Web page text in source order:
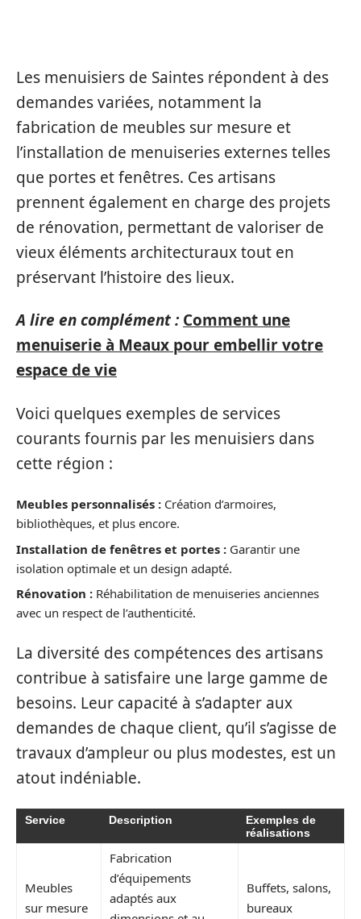
Les menuisiers de Saintes répondent à des
demandes variées, notamment la
fabrication de meubles sur mesure et
l’installation de menuiseries externes telles
que portes et fenêtres. Ces artisans
prennent également en charge des projets
de rénovation, permettant de valoriser de
vieux éléments architecturaux tout en
préservant l’histoire des lieux.
A lire en complément : Comment une
menuiserie à Meaux pour embellir votre
espace de vie
Voici quelques exemples de services
courants fournis par les menuisiers dans
cette région :
Meubles personnalisés : Création d’armoires,
bibliothèques, et plus encore.
Installation de fenêtres et portes : Garantir une
isolation optimale et un design adapté.
Rénovation : Réhabilitation de menuiseries anciennes
avec un respect de l’authenticité.
La diversité des compétences des artisans
contribue à satisfaire une large gamme de
besoins. Leur capacité à s’adapter aux
demandes de chaque client, qu’il s’agisse de
travaux d’ampleur ou plus modestes, est un
atout indéniable.
Service Description
Exemples de
réalisations
Meubles
sur mesure
Fabrication
d’équipements
adaptés aux
Buffets, salons,
bureaux